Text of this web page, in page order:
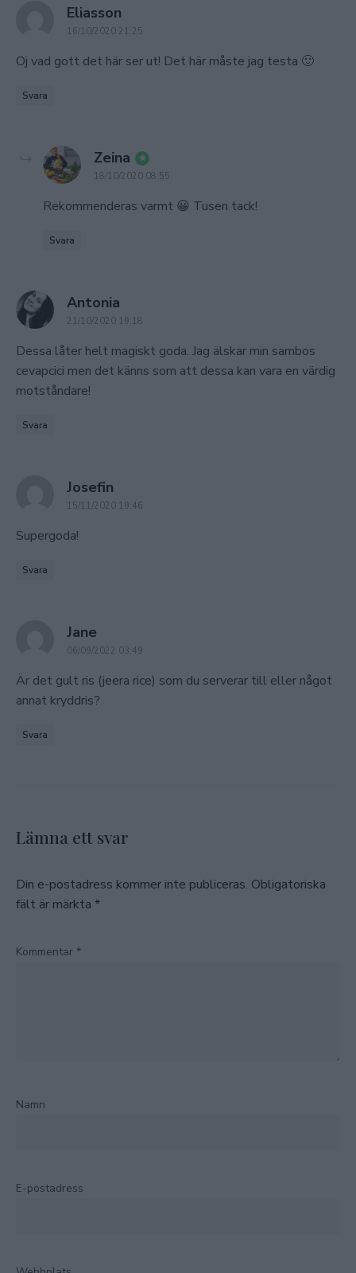
Eliasson
16/10/2020 21:25
Oj vad gott det här ser ut! Det här måste jag testa 🙂
Svara
Zeina says:
18/10/2020 08:55
Rekommenderas varmt 😀 Tusen tack!
Svara
Antonia
21/10/2020 19:18
Dessa låter helt magiskt goda. Jag älskar min sambos
cevapcici men det känns som att dessa kan vara en värdig
motståndare!
Svara
Josefin
15/11/2020 19:46
Supergoda!
Svara
Jane
06/09/2022 03:49
Är det gult ris (jeera rice) som du serverar till eller något
annat kryddris?
Svara
Lämna ett svar
Din e-postadress kommer inte publiceras. Obligatoriska
fält är märkta *
Kommentar *
Namn
E-postadress